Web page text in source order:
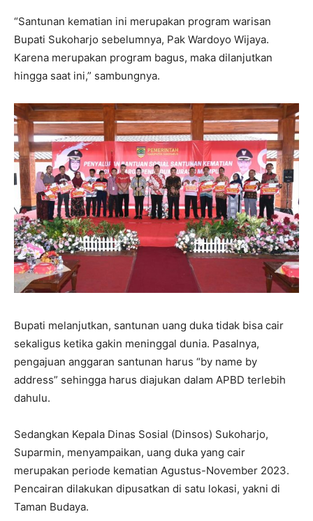
“Santunan kematian ini merupakan program warisan
Bupati Sukoharjo sebelumnya, Pak Wardoyo Wijaya.
Karena merupakan program bagus, maka dilanjutkan
hingga saat ini,” sambungnya.
Bupati melanjutkan, santunan uang duka tidak bisa cair
sekaligus ketika gakin meninggal dunia. Pasalnya,
pengajuan anggaran santunan harus “by name by
address” sehingga harus diajukan dalam APBD terlebih
dahulu.
Sedangkan Kepala Dinas Sosial (Dinsos) Sukoharjo,
Suparmin, menyampaikan, uang duka yang cair
merupakan periode kematian Agustus-November 2023.
Pencairan dilakukan dipusatkan di satu lokasi, yakni di
Taman Budaya.